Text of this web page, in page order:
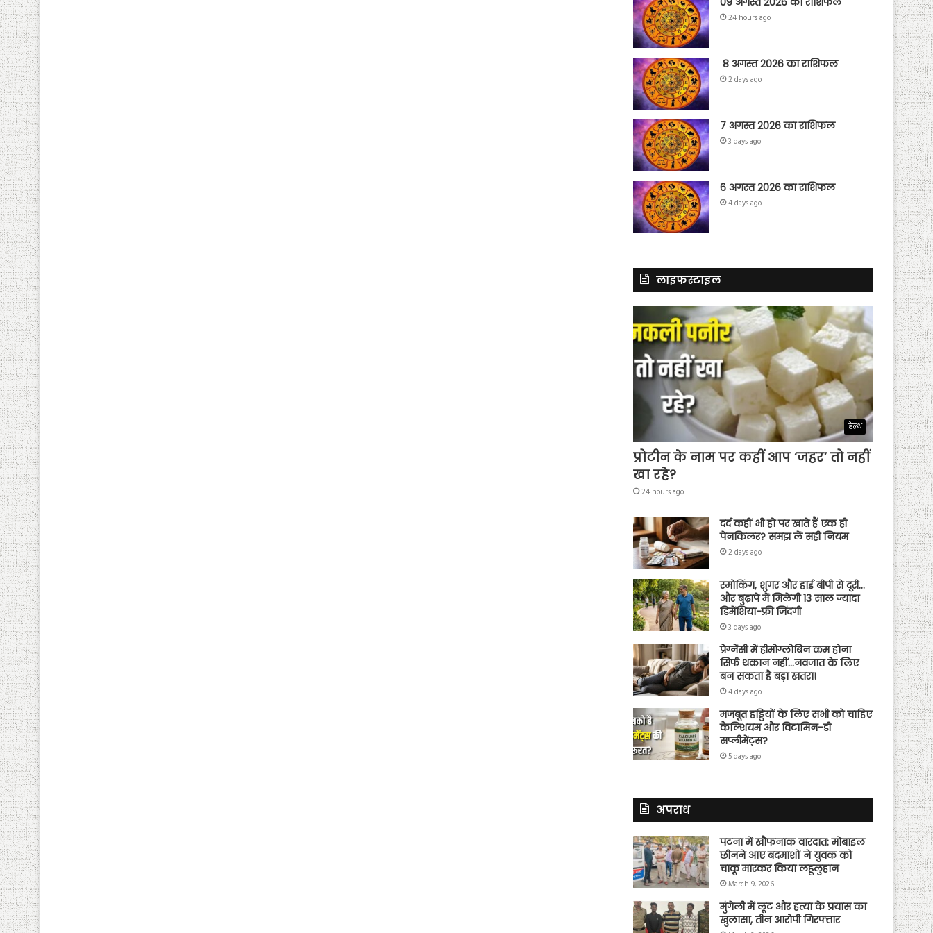
24 hours ago
8 अगस्त 2026 का राशिफल
2 days ago
7 अगस्त 2026 का राशिफल
3 days ago
6 अगस्त 2026 का राशिफल
4 days ago
लाइफस्टाइल
हेल्थ
प्रोटीन के नाम पर कहीं आप ‘जहर’ तो नहीं
खा रहे?
24 hours ago
दर्द कहीं भी हो पर खाते हैं एक ही
पेनकिलर? समझ लें सही नियम
2 days ago
स्मोकिंग, शुगर और हाई बीपी से दूरी…
और बुढ़ापे में मिलेगी 13 साल ज्यादा
डिमेंशिया-फ्री जिंदगी
3 days ago
प्रेग्नेंसी में हीमोग्लोबिन कम होना
सिर्फ थकान नहीं…नवजात के लिए
बन सकता है बड़ा खतरा!
4 days ago
मजबूत हड्डियों के लिए सभी को चाहिए
कैल्शियम और विटामिन-डी
सप्लीमेंट्स?
5 days ago
अपराध
पटना में खौफनाक वारदात: मोबाइल
छीनने आए बदमाशों ने युवक को
चाकू मारकर किया लहूलुहान
March 9, 2026
मुंगेली में लूट और हत्या के प्रयास का
खुलासा, तीन आरोपी गिरफ्तार